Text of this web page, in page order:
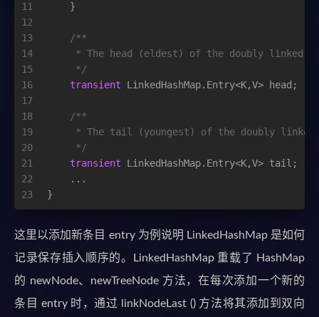
11
12
13
14
15
16
17
18
19
20
21
22
23
    }
/**
* The head (eldest) of the doubly linked
     */
transient LinkedHashMap.Entry<K,V> head;
/**
* The tail (youngest) of the doubly linked
     */
transient LinkedHashMap.Entry<K,V> tail;
    ...
}
这里以添加新条目 entry 为例说明 LinkedHashMap 是如何
记录保存插入顺序的。LinkedHashMap 重载了 HashMap
的 newNode、newTreeNode 方法，在每次添加一个新的
条目 entry 时，通过 linkNodeLast () 方法将其添加到双向